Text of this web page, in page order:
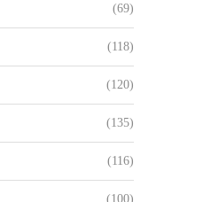
(69)
(118)
(120)
(135)
(116)
(100)